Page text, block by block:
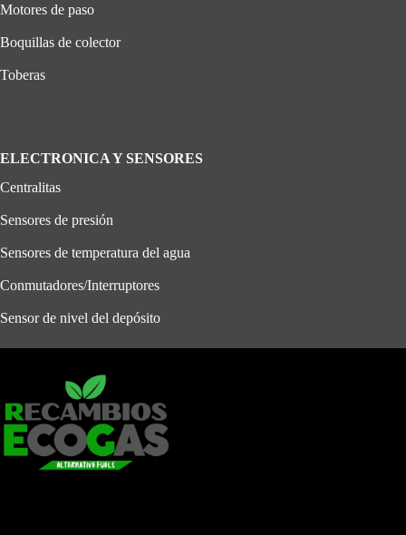
Motores de paso
Boquillas de colector
Toberas
ELECTRONICA Y SENSORES
Centralitas
Sensores de presión
Sensores de temperatura del agua
Conmutadores/Interruptores
Sensor de nivel del depósito